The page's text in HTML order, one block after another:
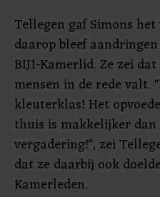
Tellegen gaf Simons
daarop bleef
BIJ1-Kamerlid. Ze zei
mensen in de rede
kleuterklas! Het
thuis is makkelijker dan
vergadering!", zei
dat ze daarbij ook
Kamerleden.